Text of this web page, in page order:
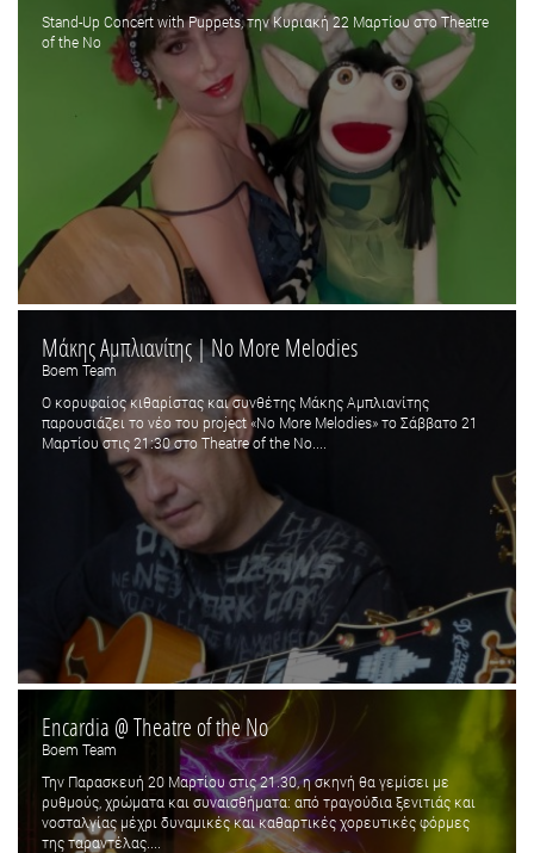
Stand-Up Concert with Puppets, την Κυριακή 22 Μαρτίου στο Τheatre
of the No
Μάκης Αμπλιανίτης | No More Melodies
Boem Team
Ο κορυφαίος κιθαρίστας και συνθέτης Μάκης Αμπλιανίτης
παρουσιάζει το νέο του project «No More Melodies» το Σάββατο 21
Μαρτίου στις 21:30 στο Theatre of the No....
Encardia @ Theatre of the No
Boem Team
Την Παρασκευή 20 Μαρτίου στις 21.30, η σκηνή θα γεμίσει με
ρυθμούς, χρώματα και συναισθήματα: από τραγούδια ξενιτιάς και
νοσταλγίας μέχρι δυναμικές και καθαρτικές χορευτικές φόρμες
της ταραντέλας....